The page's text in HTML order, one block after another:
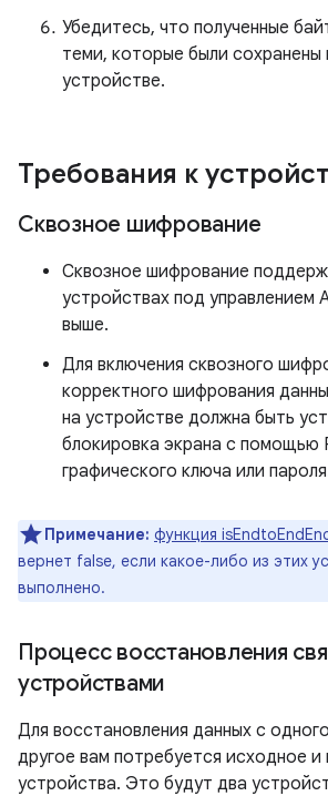
Убедитесь, что полученные
теми, которые были сохранены
устройстве.
Требования к
Сквозное шифрование
Сквозное шифрование
устройствах под управлением
выше.
Для включения сквозного
корректного шифрования
на устройстве должна быть
блокировка экрана с помощью
графического ключа или
Примечание: функция
вернет false, если какое-либо из этих
выполнено.
Процесс восстановления
устройствами
Для восстановления данных с
другое вам потребуется исходное и
устройства. Это будут два